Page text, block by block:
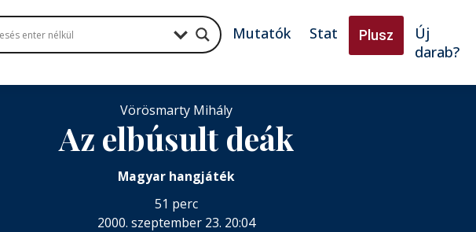
Mutatók Stat Plusz
Új
darab?
Vörösmarty Mihály
Az elbúsult deák
Magyar hangjáték
51 perc
2000. szeptember 23. 20:04